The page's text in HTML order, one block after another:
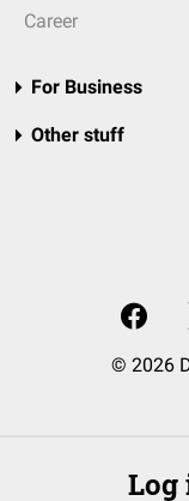
Career
For Business
Other stuff
© 2026
Log